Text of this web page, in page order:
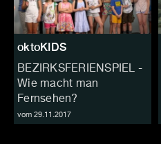
oktoKIDS
BEZIRKSFERIENSPIEL -
Wie macht man
Fernsehen?
vom 29.11.2017